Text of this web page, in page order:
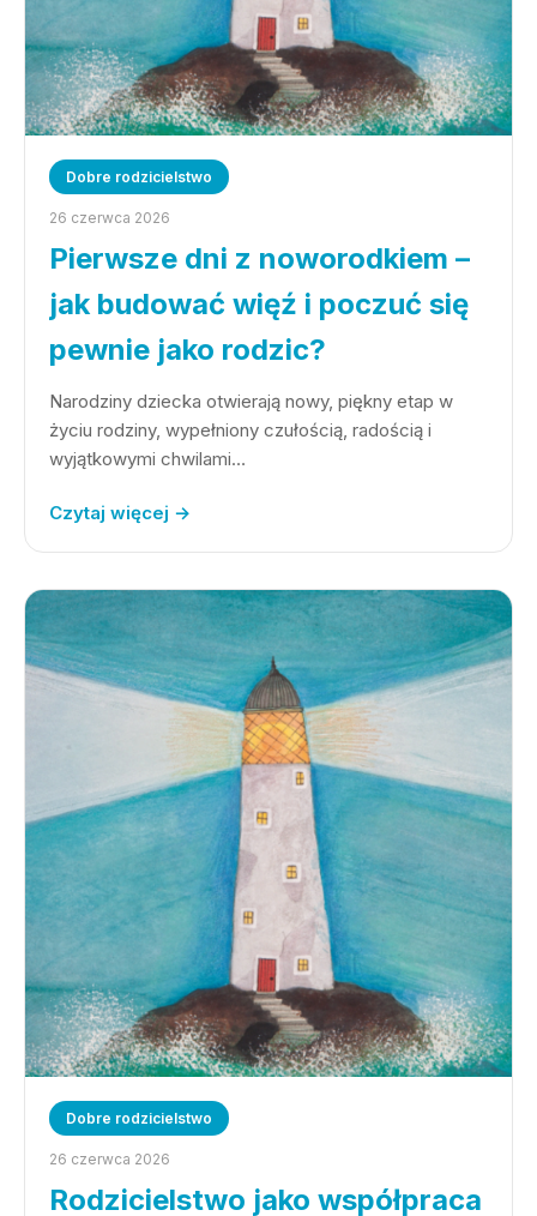
Dobre rodzicielstwo
26 czerwca 2026
Pierwsze dni z noworodkiem –
jak budować więź i poczuć się
pewnie jako rodzic?
Narodziny dziecka otwierają nowy, piękny etap w
życiu rodziny, wypełniony czułością, radością i
wyjątkowymi chwilami…
Czytaj więcej →
Dobre rodzicielstwo
26 czerwca 2026
Rodzicielstwo jako współpraca